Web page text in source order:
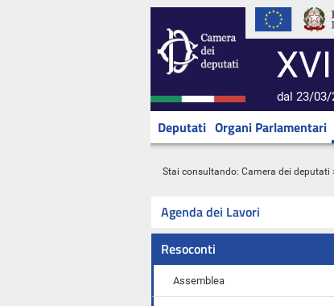
dal 23/03/
Deputati Organi Parlamentari
Stai consultando: Camera dei deputati
Agenda dei Lavori
Resoconti
Assemblea